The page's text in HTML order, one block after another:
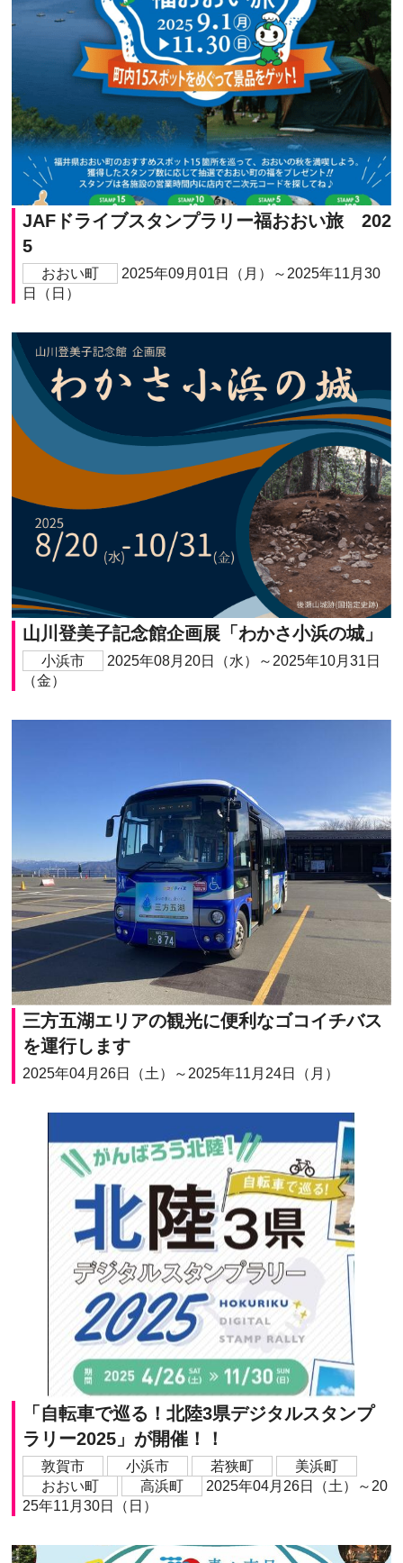
JAFドライブスタンプラリー福おおい旅 202
5
おおい町
2025年09月01日（月）～2025年11月30
日（日）
山川登美子記念館企画展「わかさ小浜の城」
小浜市
2025年08月20日（水）～2025年10月31日
（金）
三方五湖エリアの観光に便利なゴコイチバス
を運行します
2025年04月26日（土）～2025年11月24日（月）
「自転車で巡る！北陸3県デジタルスタンプ
ラリー2025」が開催！！
敦賀市 小浜市 若狭町
美浜町
おおい町
高浜町
2025年04月26日（土）～20
25年11月30日（日）